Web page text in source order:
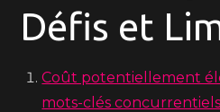
Défis et
Coût potentiellement
mots-clés